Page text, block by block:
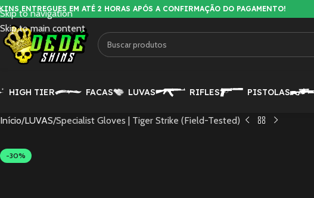
Skip to navigation
Skip to main content
ENTREGUES EM ATÉ 2 HORAS APÓS A CONFIRMAÇÃO DO PAGAMENTO!
HIGH TIER FACAS LUVAS RIFLES PISTOLAS
Início LUVAS Specialist Gloves | Tiger Strike (Field-Tested)
-30%